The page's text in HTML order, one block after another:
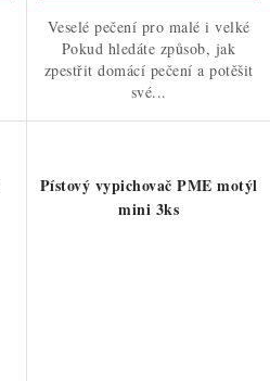
Veselé pečení pro malé i velké
Pokud hledáte způsob, jak
zpestřit domácí pečení a potěšit
své...
Pístový vypichovač PME motýl
mini 3ks